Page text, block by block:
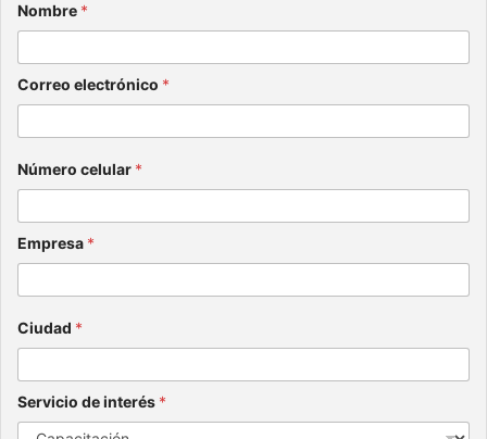
Nombre *
Correo electrónico *
Número celular *
Empresa *
Ciudad *
Servicio de interés *